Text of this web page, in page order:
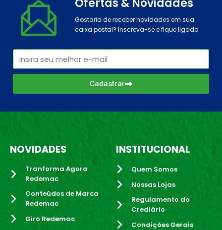
Gostaria de receber novidades em sua
caixa postal? Inscreva-se e fique ligado.
Cadastrar
NOVIDADES
Tranforma Agora
Redemac
Conteúdos de Marca
Redemac
Giro Redemac
INSTITUCIONAL
Quem Somos
Nossas Lojas
Regulamento do
Crediário
Condições Gerais